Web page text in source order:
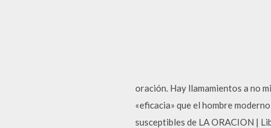
oración. Hay llamamientos a no
«eficacia» que el hombre
susceptibles de LA ORACION |